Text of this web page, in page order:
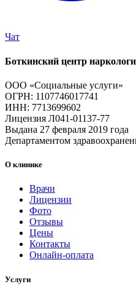
Чат
Боткинский центр
ООО «Социальные услуги»
ОГРН: 1107746017741
ИНН: 7713699602
Лицензия Л041-01137-77
Выдана 27 февраля 2019 года
Департаментом
О клинике
Врачи
Лицензии
Фото
Отзывы
Цены
Контакты
Онлайн-оплата
Услуги